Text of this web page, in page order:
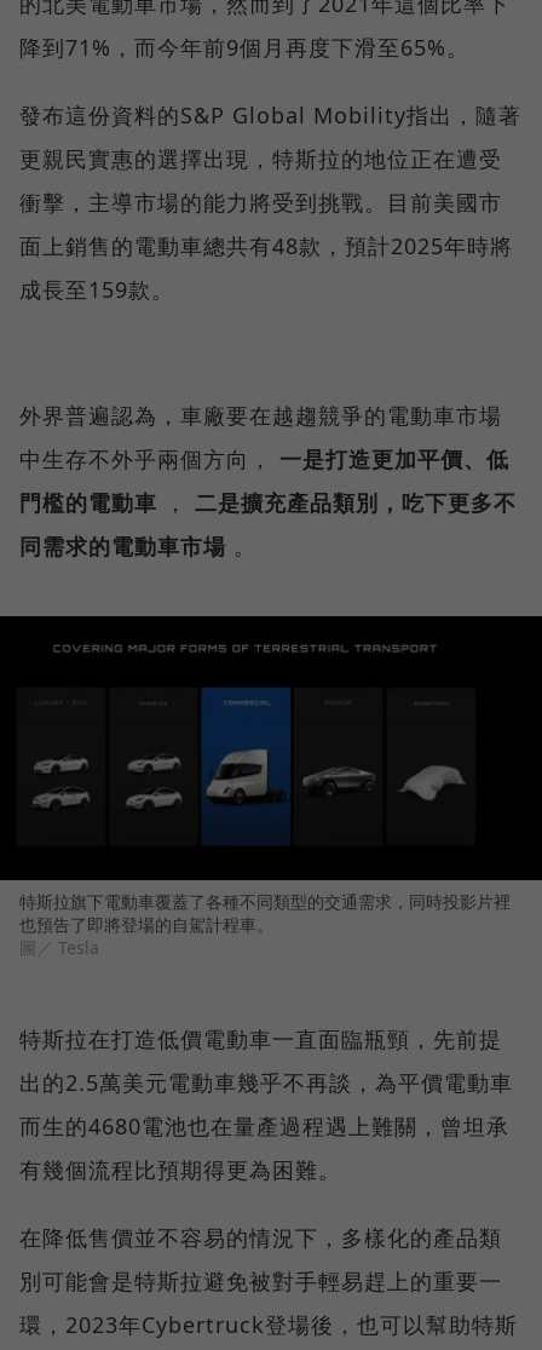
降到71%，而今年前9個月再度下滑至65%。
發布這份資料的S&P Global Mobility指出，隨著
更親民實惠的選擇出現，特斯拉的地位正在遭受
衝擊，主導市場的能力將受到挑戰。目前美國市
面上銷售的電動車總共有48款，預計2025年時將
成長至159款。
外界普遍認為，車廠要在越趨競爭的電動車市場
中生存不外乎兩個方向， 一是打造更加平價、低
門檻的電動車 ， 二是擴充產品類別，吃下更多不
同需求的電動車市場 。
特斯拉旗下電動車覆蓋了各種不同類型的交通需求，同時投影片裡
也預告了即將登場的自駕計程車。
圖／ Tesla
特斯拉在打造低價電動車一直面臨瓶頸，先前提
出的2.5萬美元電動車幾乎不再談，為平價電動車
而生的4680電池也在量產過程遇上難關，曾坦承
有幾個流程比預期得更為困難。
在降低售價並不容易的情況下，多樣化的產品類
別可能會是特斯拉避免被對手輕易趕上的重要一
環，2023年Cybertruck登場後，也可以幫助特斯